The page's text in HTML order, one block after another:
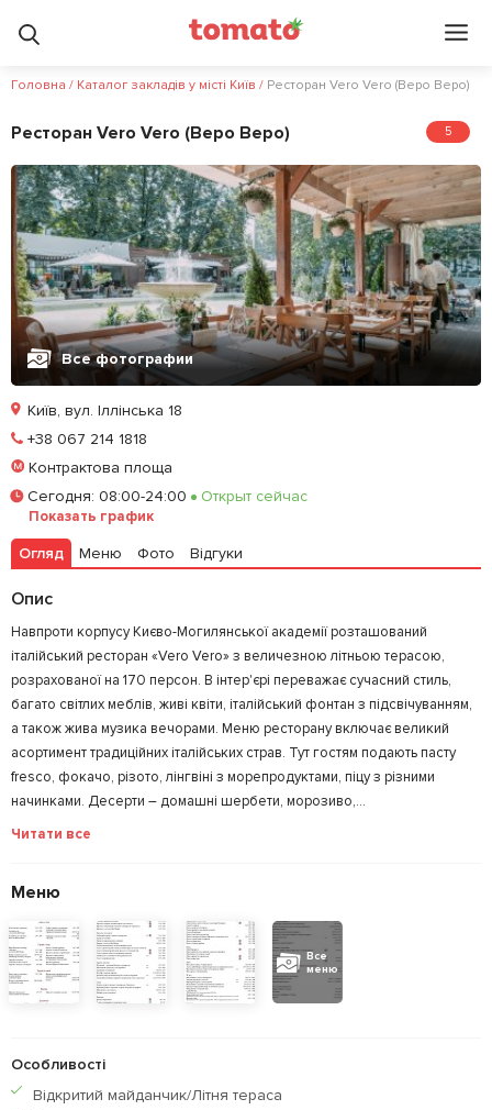
Головна / Каталог закладів у місті Київ / Ресторан Vero Vero (Веро Веро)
Ресторан Vero Vero (Веро Веро) 5
Все фотографии
Київ, вул. Іллінська 18
+38 067 214 1818
Контрактова площа
Сегодня: 08:00-24:00 Открыт сейчас
Показать график
Огляд Меню Фото Відгуки
Опис
Навпроти корпусу Києво-Могилянської академії розташований
італійський ресторан «Vero Vero» з величезною літньою терасою,
розрахованої на 170 персон. В інтер'єрі переважає сучасний стиль,
багато світлих меблів, живі квіти, італійський фонтан з підсвічуванням,
а також жива музика вечорами. Меню ресторану включає великий
асортимент традиційних італійських страв. Тут гостям подають пасту
fresco, фокачо, різото, лінгвіні з морепродуктами, піцу з різними
начинками. Десерти – домашні шербети, морозиво,...
Читати все
Меню
Все
меню
Особливості
Відкритий майданчик/Літня тераса